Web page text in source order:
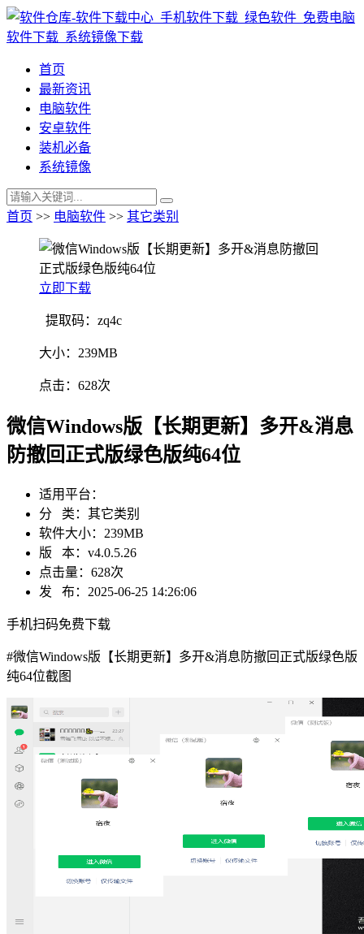
首页
最新资讯
电脑软件
安卓软件
装机必备
系统镜像
首页 >> 电脑软件 >> 其它类别
立即下载
提取码：zq4c
大小： 239MB
点击： 628次
微信Windows版【长期更新】多开&消息
防撤回正式版绿色版纯64位
适用平台：
分 类： 其它类别
软件大小： 239MB
版 本： v4.0.5.26
点击量： 628次
发 布： 2025-06-25 14:26:06
手机扫码免费下载
#微信Windows版【长期更新】多开&消息防撤回正式版绿色版
纯64位截图